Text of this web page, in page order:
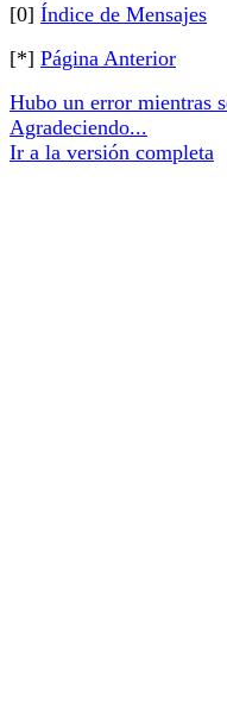
[0] Índice de Mensajes
[*] Página Anterior
Hubo un error mientras
Agradeciendo...
Ir a la versión completa